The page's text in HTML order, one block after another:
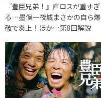
『豊臣兄弟！』直ロスが重すぎ
る…墨俣一夜城まさかの自ら爆
破で炎上！ほか…第8回解説